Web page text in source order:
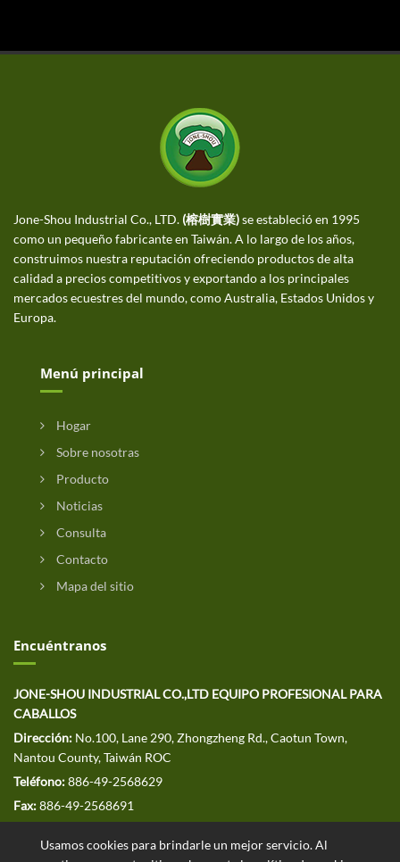
Usamos cookies para brindarle un mejor servicio. Al
Jone-Shou Industrial Co., LTD. (榕樹實業)se estableció en 1995
como un pequeño fabricante en Taiwán. A lo largo de los años,
construimos nuestra reputación ofreciendo productos de alta
calidad a precios competitivos y exportando a los principales
mercados ecuestres del mundo, como Australia, Estados Unidos y
Europa.
Menú principal
Hogar
Sobre nosotras
Producto
Noticias
Consulta
Contacto
Mapa del sitio
Encuéntranos
JONE-SHOU INDUSTRIAL CO.,LTD EQUIPO PROFESIONAL PARA
CABALLOS
Dirección: No.100, Lane 290, Zhongzheng Rd., Caotun Town,
Nantou County, Taiwán ROC
Teléfono:886-49-2568629
Fax:886-49-2568691